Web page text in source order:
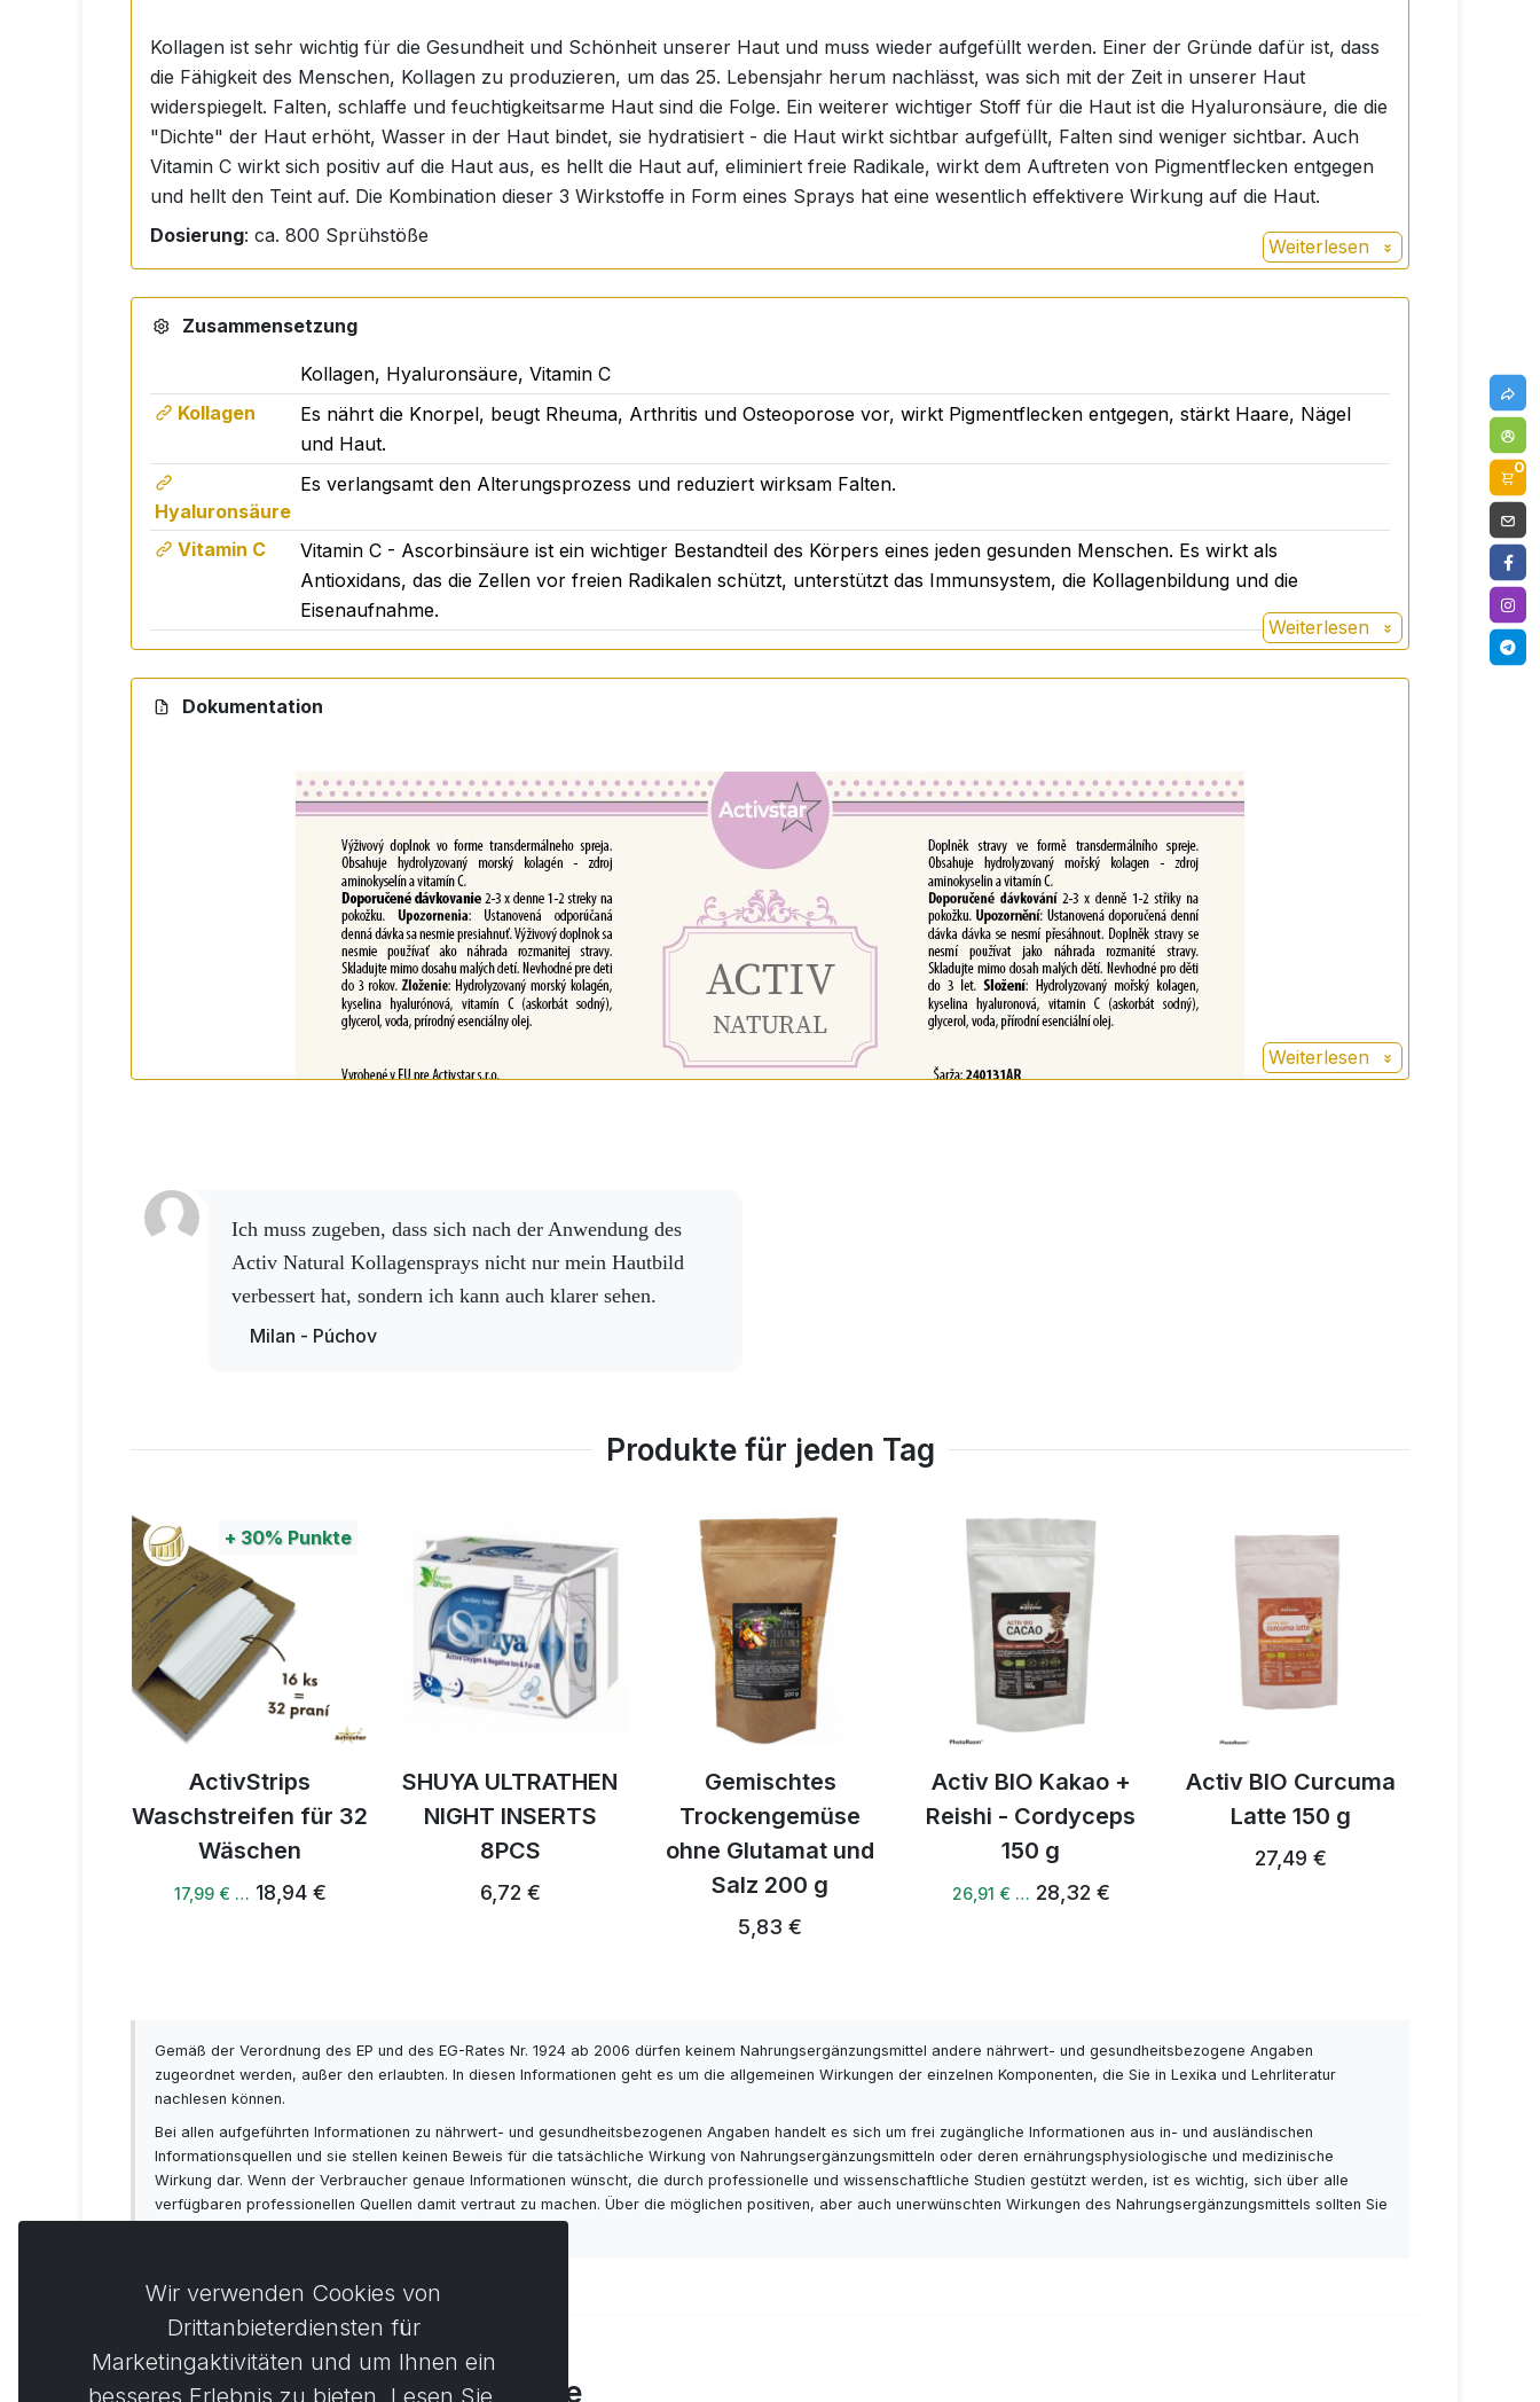
Kollagen ist sehr wichtig für die Gesundheit und Schönheit unserer Haut und muss wieder aufgefüllt werden. Einer der Gründe dafür ist, dass
die Fähigkeit des Menschen, Kollagen zu produzieren, um das 25. Lebensjahr herum nachlässt, was sich mit der Zeit in unserer Haut
widerspiegelt. Falten, schlaffe und feuchtigkeitsarme Haut sind die Folge. Ein weiterer wichtiger Stoff für die Haut ist die Hyaluronsäure, die die
"Dichte" der Haut erhöht, Wasser in der Haut bindet, sie hydratisiert - die Haut wirkt sichtbar aufgefüllt, Falten sind weniger sichtbar. Auch
Vitamin C wirkt sich positiv auf die Haut aus, es hellt die Haut auf, eliminiert freie Radikale, wirkt dem Auftreten von Pigmentflecken entgegen
und hellt den Teint auf. Die Kombination dieser 3 Wirkstoffe in Form eines Sprays hat eine wesentlich effektivere Wirkung auf die Haut.
Dosierung: ca. 800 Sprühstöße Weiterlesen
Zusammensetzung
Kollagen, Hyaluronsäure, Vitamin C
Kollagen
Es nährt die Knorpel, beugt Rheuma, Arthritis und Osteoporose vor, wirkt Pigmentflecken entgegen, stärkt Haare, Nägel
und Haut.
Hyaluronsäure
Es verlangsamt den Alterungsprozess und reduziert wirksam Falten.
Vitamin C
Vitamin C - Ascorbinsäure ist ein wichtiger Bestandteil des Körpers eines jeden gesunden Menschen. Es wirkt als
Antioxidans, das die Zellen vor freien Radikalen schützt, unterstützt das Immunsystem, die Kollagenbildung und die
Eisenaufnahme.
Weiterlesen
Dokumentation
Weiterlesen
Ich muss zugeben, dass sich nach der Anwendung des
Activ Natural Kollagensprays nicht nur mein Hautbild
verbessert hat, sondern ich kann auch klarer sehen.
Milan - Púchov
Produkte für jeden Tag
30%Punkte
ActivStrips
Waschstreifen für 32
Wäschen
17,99 € …18,94 €
SHUYA ULTRATHEN
NIGHT INSERTS
8PCS
6,72 €
Gemischtes
Trockengemüse
ohne Glutamat und
Salz 200 g
5,83 €
Activ BIO Kakao +
Reishi - Cordyceps
150 g
26,91 € …28,32 €
Activ BIO Curcuma
Latte 150 g
27,49 €
Gemäß der Verordnung des EP und des EG-Rates Nr. 1924 ab 2006 dürfen keinem Nahrungsergänzungsmittel andere nährwert- und gesundheitsbezogene Angaben
zugeordnet werden, außer den erlaubten. In diesen Informationen geht es um die allgemeinen Wirkungen der einzelnen Komponenten, die Sie in Lexika und Lehrliteratur
nachlesen können.
Bei allen aufgeführten Informationen zu nährwert- und gesundheitsbezogenen Angaben handelt es sich um frei zugängliche Informationen aus in- und ausländischen
Informationsquellen und sie stellen keinen Beweis für die tatsächliche Wirkung von Nahrungsergänzungsmitteln oder deren ernährungsphysiologische und medizinische
Wirkung dar. Wenn der Verbraucher genaue Informationen wünscht, die durch professionelle und wissenschaftliche Studien gestützt werden, ist es wichtig, sich über alle
verfügbaren professionellen Quellen damit vertraut zu machen. Über die möglichen positiven, aber auch unerwünschten Wirkungen des Nahrungsergänzungsmittels sollten Sie
0 Kommentare
0
Wir verwenden Cookies von
Drittanbieterdiensten für
Marketingaktivitäten und um Ihnen ein
besseres Erlebnis zu bieten. Lesen Sie,